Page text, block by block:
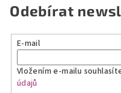
Odebírat
E-mail
Vložením e-mailu
údajů